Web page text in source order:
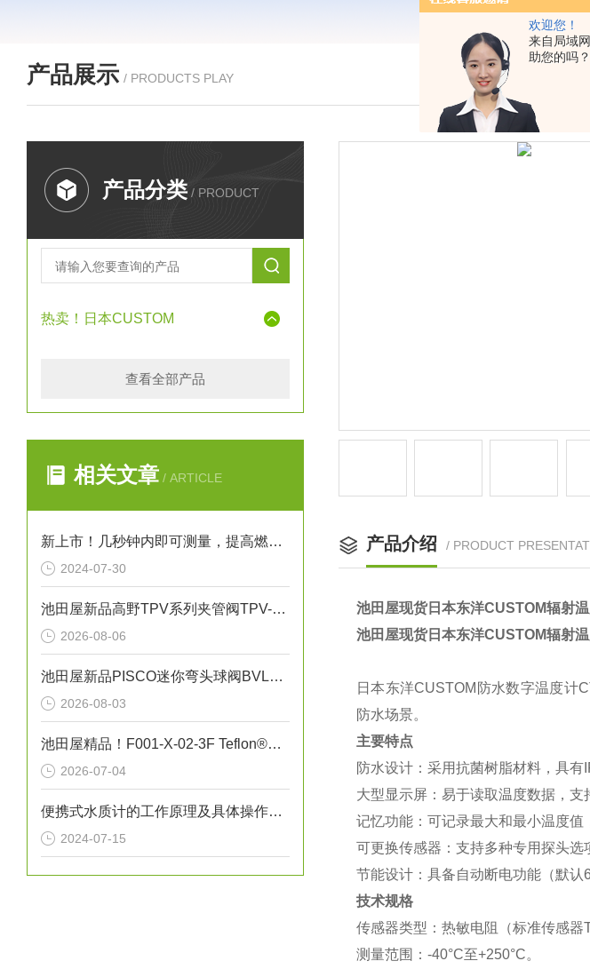
欢迎您！
来自局域
助您的吗？
产品展示 / PRODUCTS PLAY
产品分类 / PRODUCT
热卖！日本CUSTOM
查看全部产品
相关文章 / ARTICLE
新上市！几秒钟内即可测量，提高燃烧效率！生物质燃料水分仪“HI-700”
2024-07-30
池田屋新品高野TPV系列夹管阀TPV-N040正式发布
2026-08-06
池田屋新品PISCO迷你弯头球阀BVLC01-6正式发布
2026-08-03
池田屋精品！F001-X-02-3F Teflon®真空吸笔技术参数
2026-07-04
便携式水质计的工作原理及具体操作步骤
2024-07-15
产品介绍 / PRODUCT
池田屋现货日本东洋CUSTOM辐射
池田屋现货日本东洋CUSTOM辐射
日本东洋CUSTOM防水数字温度计
防水场景。
主要特点
防水设计‌：采用抗菌树脂材料，具有
大型显示屏‌：易于读取温度数据，支
记忆功能‌：可记录最大和最小温度值
可更换传感器‌：支持多种专用探头选
节能设计‌：具备自动断电功能（默认
技术规格
传感器类型‌：热敏电阻（标准传感器
‌测量范围‌：-40°C至+250°C。